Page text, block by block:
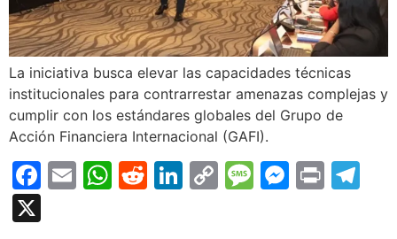
La iniciativa busca elevar las capacidades técnicas
institucionales para contrarrestar amenazas complejas y
cumplir con los estándares globales del Grupo de
Acción Financiera Internacional (GAFI).
Facebook
EmailWhatsApp
Reddit
LinkedIn
CopyMessage
Print